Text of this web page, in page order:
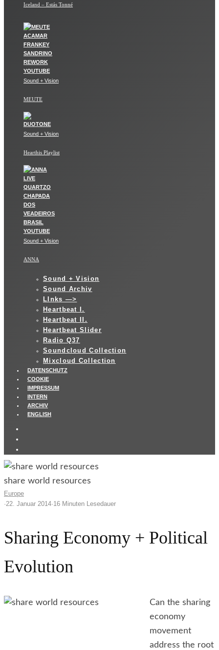
Iceland – Estás Tonné
Sound + Vision
MEUTE
Sound + Vision
Hearthis Playlist
Sound + Vision
ANNA
Sound + Vision
Sound Archiv
LInks —>
Heartbeat I.
Heartbeat II.
Heartbeat Slider
Radio Q37
Soundcloud Collection
Mixcloud Collection
DATENSCHUTZ
COOKIE
IMPRESSUM
INTERN
ARCHIV
ENGLISH
share world resources
Europe
·22. Januar 2014·16 Minuten Lesedauer
Sharing Economy + Political
Evolution
Can the sharing
economy
movement
address the root